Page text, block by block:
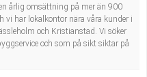
årlig omsättning på mer än 900
vi har lokalkontor nära våra kunder i
och Kristianstad. Vi söker
och som på sikt siktar på